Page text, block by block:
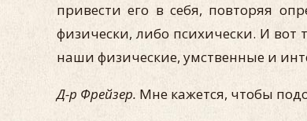
привести его в себя, повторяя
физически, либо психически. И вот
наши физические, умственные и
Д-р Фрейзер. Мне кажется, чтобы